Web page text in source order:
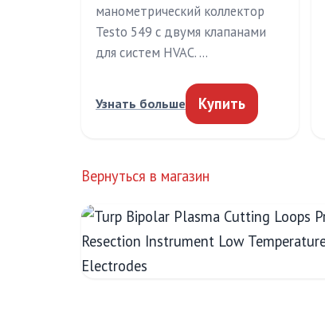
манометрический коллектор
Testo 549 с двумя клапанами
для систем HVAC. …
Узнать больше Купить
Вернуться в магазин